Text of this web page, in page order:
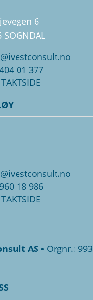
6
SOGNDAL
01 377
18 986
AS • Orgnr.: